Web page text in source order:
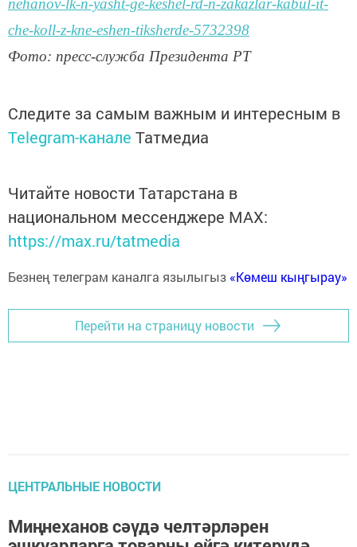
nehanov-lk-n-yasht-ge-keshel-rd-n-zakazlar-kabul-it-
che-koll-z-kne-eshen-tiksherde-5732398
Фото: пресс-служба Президента РТ
Следите за самым важным и интересным в
Telegram-канале Татмедиа
Читайте новости Татарстана в
национальном мессенджере MАХ:
https://max.ru/tatmedia
Безнең телеграм каналга язылыгыз «Көмеш кыңгырау»
Перейти на страницу новости
ЦЕНТРАЛЬНЫЕ НОВОСТИ
Миңнеханов сәүдә челтәрләрен